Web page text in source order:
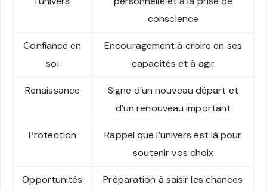
conscience
Confiance en
soi
Encouragement à croire en ses
capacités et à agir
Renaissance
Signe d’un nouveau départ et
d’un renouveau important
Protection
Rappel que l’univers est là pour
soutenir vos choix
Opportunités
Préparation à saisir les chances